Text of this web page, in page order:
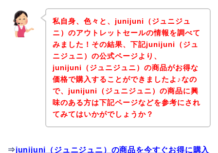
私自身、色々と、junijuni（ジュニジュ
ニ）のアウトレットセールの情報を調べて
みました！その結果、下記junijuni（ジュ
ニジュニ）の公式ページより、
junijuni（ジュニジュニ）の商品がお得な
価格で購入することができましたよ♪なの
で、junijuni（ジュニジュニ）の商品に興
味のある方は下記ページなどを参考にされ
てみてはいかがでしょうか？
⇒junijuni（ジュニジュニ）の商品を今すぐお得に購入